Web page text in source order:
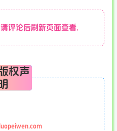
评论后刷新页面查看.
权声